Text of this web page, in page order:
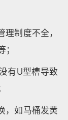
制度不全，
有U型槽导致
，如马桶发黄